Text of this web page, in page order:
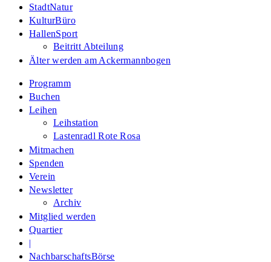
StadtNatur
KulturBüro
HallenSport
Beitritt Abteilung
Älter werden am Ackermannbogen
Programm
Buchen
Leihen
Leihstation
Lastenradl Rote Rosa
Mitmachen
Spenden
Verein
Newsletter
Archiv
Mitglied werden
Quartier
|
NachbarschaftsBörse